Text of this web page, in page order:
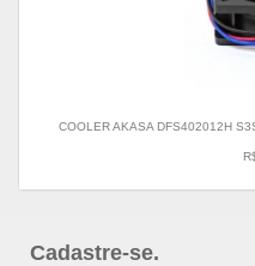
COOLER AKASA DFS402012H
Cadastre-se.